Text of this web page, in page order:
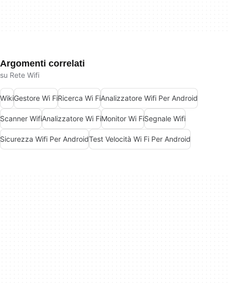
Argomenti correlati
su Rete Wifi
WikiGestore Wi FiRicerca Wi FiAnalizzatore Wifi Per Android
Scanner WifiAnalizzatore Wi FiMonitor Wi FiSegnale Wifi
Sicurezza Wifi Per AndroidTest Velocità Wi Fi Per Android